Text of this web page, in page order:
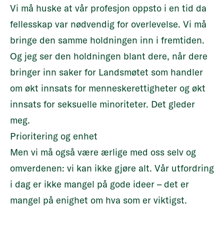
Vi må huske at vår profesjon oppsto i en tid da
fellesskap var nødvendig for overlevelse. Vi må
bringe den samme holdningen inn i fremtiden.
Og jeg ser den holdningen blant dere, når dere
bringer inn saker for Landsmøtet som handler
om økt innsats for menneskerettigheter og økt
innsats for seksuelle minoriteter. Det gleder
meg.
Prioritering og enhet
Men vi må også være ærlige med oss selv og
omverdenen: vi kan ikke gjøre alt. Vår utfordring
i dag er ikke mangel på gode ideer – det er
mangel på enighet om hva som er viktigst.